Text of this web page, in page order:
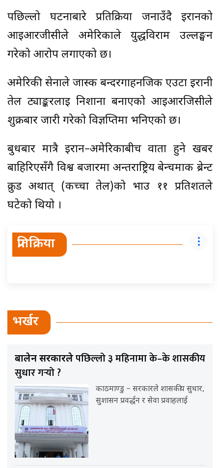
पछिल्लो घटनाबारे प्रतिक्रिया जनाउँदै इरानको
आईआरजीसीले अमेरिकाले युद्धविराम उल्लङ्घन
गरेको आरोप लगाएको छ।
अमेरिकी सेनाले जास्क बन्दरगाहनजिक एउटा इरानी
तेल ट्याङ्करलाई निशाना बनाएको आइआरजिसीले
शुक्रबार जारी गरेको विज्ञप्तिमा भनिएको छ।
बुधबार मात्रै इरान–अमेरिकाबीच वार्ता हुने खबर
बाहिरिएसँगै विश्व बजारमा अन्तर्राष्ट्रिय बेन्चमार्क ब्रेन्ट
क्रुड अर्थात् (कच्चा तेल)को भाउ ११ प्रतिशतले
घटेको थियो ।
प्रतिक्रिया
भर्खर
बालेन सरकारलेपछिल्लो ३ महिनामा के–के शासकीय
सुधार गर्‍यो ?
काठमाण्डु – सरकारले शासकीय सुधार,
सुशासन प्रवर्द्धन र सेवा प्रवाहलाई